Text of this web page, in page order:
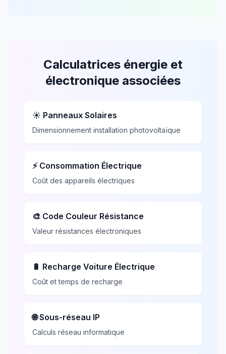
Calculatrices énergie et
électronique associées
☀️ Panneaux Solaires
Dimensionnement installation photovoltaïque
⚡ Consommation Électrique
Coût des appareils électriques
🎨 Code Couleur Résistance
Valeur résistances électroniques
🔋 Recharge Voiture Électrique
Coût et temps de recharge
🌐 Sous-réseau IP
Calculs réseau informatique